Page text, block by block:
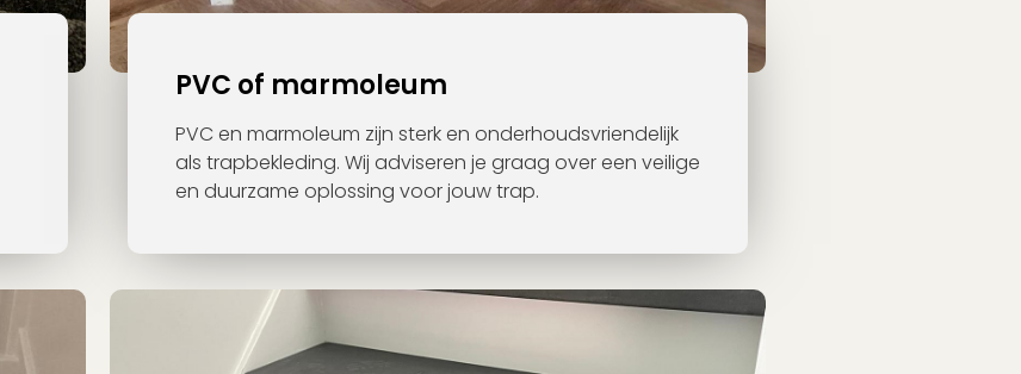
PVC of marmoleum
PVC en marmoleum zijn sterk en onderhoudsvriendelijk
als trapbekleding. Wij adviseren je graag over een veilige
en duurzame oplossing voor jouw trap.